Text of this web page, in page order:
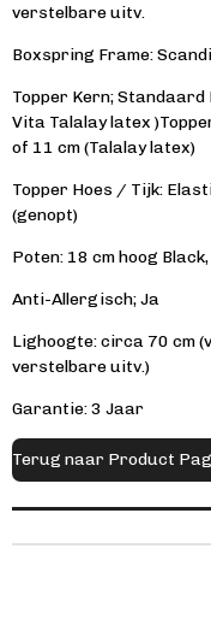
verstelbare uitv.
Boxspring Frame:
Topper Kern;Standaard
Vita Talalay latex )
of 11 cm (Talalay latex)
Topper Hoes / Tijk:
(genopt)
Poten: 18 cm hoog
Anti-Allergisch; Ja
Lighoogte: circa 70 cm
verstelbare uitv.)
Garantie: 3 Jaar
Terug naar Product